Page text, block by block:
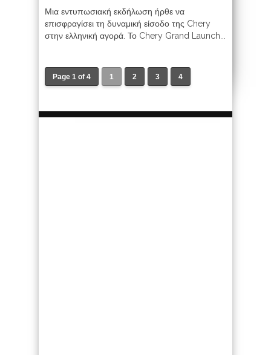
Μια εντυπωσιακή εκδήλωση ήρθε να
επισφραγίσει τη δυναμική είσοδο της Chery
στην ελληνική αγορά. Το Chery Grand Launch...
Page 1 of 4 1 2 3 4